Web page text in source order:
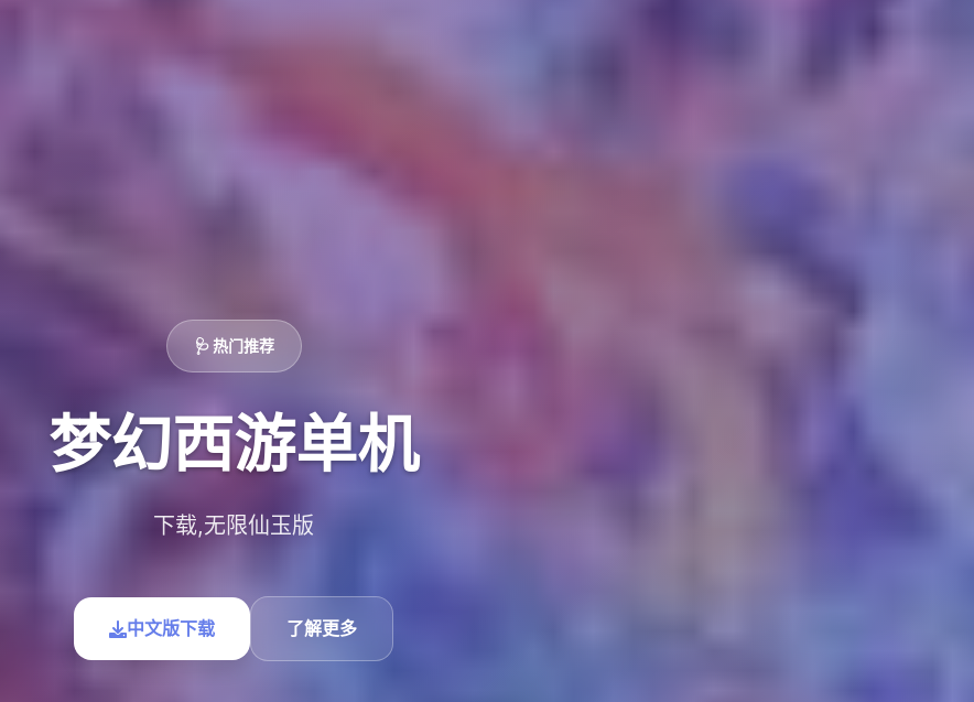
🩺 热门推荐
梦幻西游单机
下载,无限仙玉版
中文版下载 了解更多